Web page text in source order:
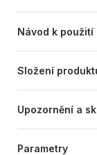
Návod k použití
Složení
Upozornění a
Parametry